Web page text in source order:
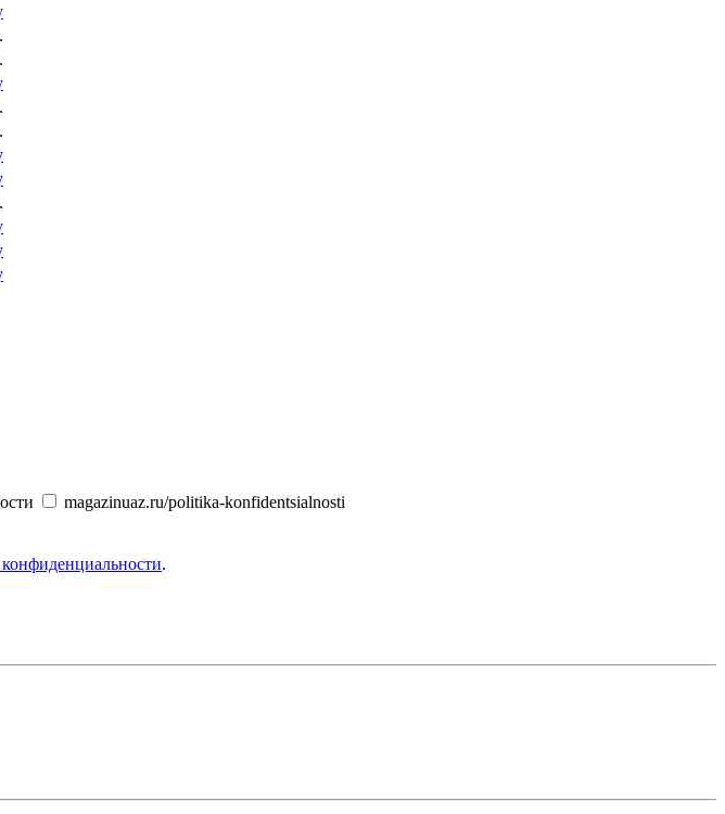
magazinuaz.ru/politika-konfidentsialnosti
.